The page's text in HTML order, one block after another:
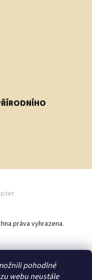
pohodlné
webu neustále
práva vyhrazena.